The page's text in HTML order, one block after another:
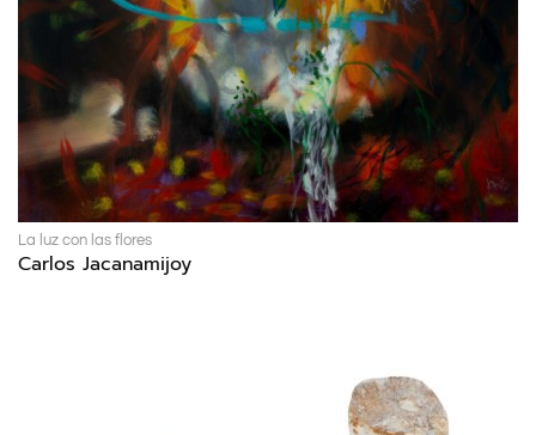
La luz con las flores
Carlos Jacanamijoy